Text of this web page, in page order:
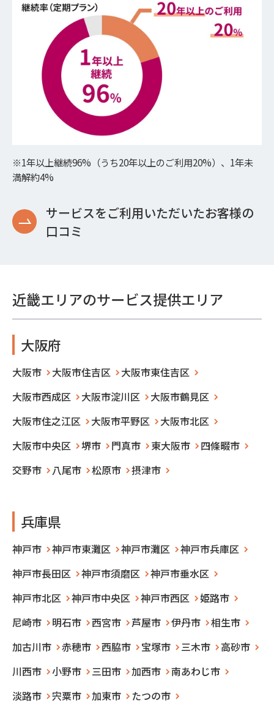
※1年以上継続96%（うち20年以上のご利用20%）、1年未
満解約4%
サービスをご利用いただいたお客様の
口コミ
近畿エリアのサービス提供エリア
大阪府
大阪市 大阪市住吉区
大阪市東住吉区
大阪市西成区
大阪市淀川区
大阪市鶴見区
大阪市住之江区
大阪市平野区
大阪市北区
大阪市中央区
堺市 門真市 東大阪市
四條畷市
交野市
八尾市 松原市 摂津市
兵庫県
神戸市 神戸市東灘区 神戸市灘区
神戸市兵庫区
神戸市長田区
神戸市須磨区
神戸市垂水区
神戸市北区
神戸市中央区 神戸市西区
姫路市
尼崎市
明石市 西宮市 芦屋市 伊丹市
相生市
加古川市
赤穂市 西脇市 宝塚市 三木市
高砂市
川西市
小野市 三田市 加西市
南あわじ市
淡路市
宍粟市 加東市 たつの市